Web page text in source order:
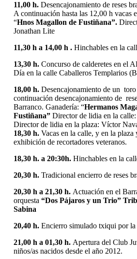
11,00 h. Desencajonamiento de reses
A continuación hasta las 12,00 h vacas
“Hnos Magallon de Fustiñana”.
Jonathan Lite
11,30 h a 14,00 h . Hinchables en la
13,30 h. Concurso de calderetes en el
Día en la calle Caballeros Templarios
18,00 h. Desencajonamiento de un
continuación desencajonamiento de
Barranco. Ganadería: “Hermanos
Fustiñana” Director de lidia en la
Director de lidia en la plaza: Víctor
18,30 h. Vacas en la calle, y en la plaza
exhibición de recortadores veteranos.
18,30 h. a 20:30h. Hinchables en la
20,30 h. Tradicional encierro de reses
20,30 h a 21,30 h. Actuación en el
orquesta “Dos Pájaros y un Trio”
Sabina
20,40 h. Encierro simulado txiqui por la
21,00 h a 01,30 h. Apertura del Club
niños/as nacidos desde el año 2012.